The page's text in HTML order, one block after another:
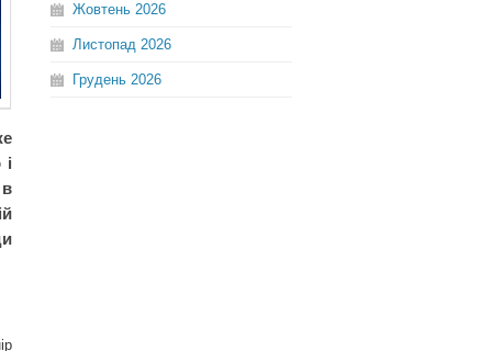
Жовтень 2026
Листопад 2026
Грудень 2026